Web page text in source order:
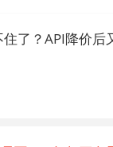
了？API降价后